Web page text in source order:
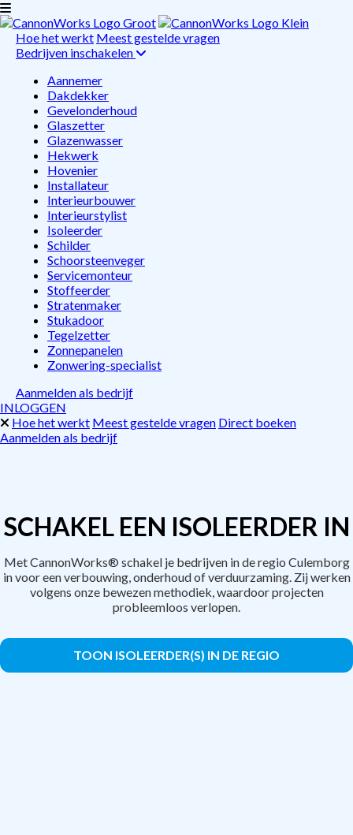
Hoe het werkt Meest gestelde vragen
Bedrijven inschakelen
Aannemer
Dakdekker
Gevelonderhoud
Glaszetter
Glazenwasser
Hekwerk
Hovenier
Installateur
Interieurbouwer
Interieurstylist
Isoleerder
Schilder
Schoorsteenveger
Servicemonteur
Stoffeerder
Stratenmaker
Stukadoor
Tegelzetter
Zonnepanelen
Zonwering-specialist
Aanmelden als bedrijf
INLOGGEN
Hoe het werkt Meest gestelde vragen Direct boeken
Aanmelden als bedrijf
SCHAKEL EEN ISOLEERDER IN
Met CannonWorks® schakel je bedrijven in de regio Culemborg
in voor een verbouwing, onderhoud of verduurzaming. Zij werken
volgens onze bewezen methodiek, waardoor projecten
probleemloos verlopen.
TOON ISOLEERDER(S) IN DE REGIO